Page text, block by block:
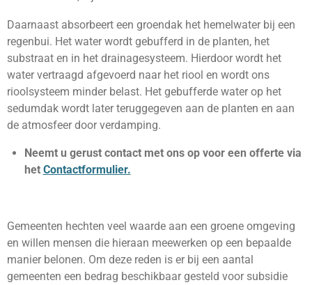
Daarnaast absorbeert een groendak het hemelwater bij een
regenbui. Het water wordt gebufferd in de planten, het
substraat en in het drainagesysteem. Hierdoor wordt het
water vertraagd afgevoerd naar het riool en wordt ons
rioolsysteem minder belast. Het gebufferde water op het
sedumdak wordt later teruggegeven aan de planten en aan
de atmosfeer door verdamping.
Neemt u gerust contact met ons op voor een offerte via
het Contactformulier.
Gemeenten hechten veel waarde aan een groene omgeving
en willen mensen die hieraan meewerken op een bepaalde
manier belonen. Om deze reden is er bij een aantal
gemeenten een bedrag beschikbaar gesteld voor subsidie